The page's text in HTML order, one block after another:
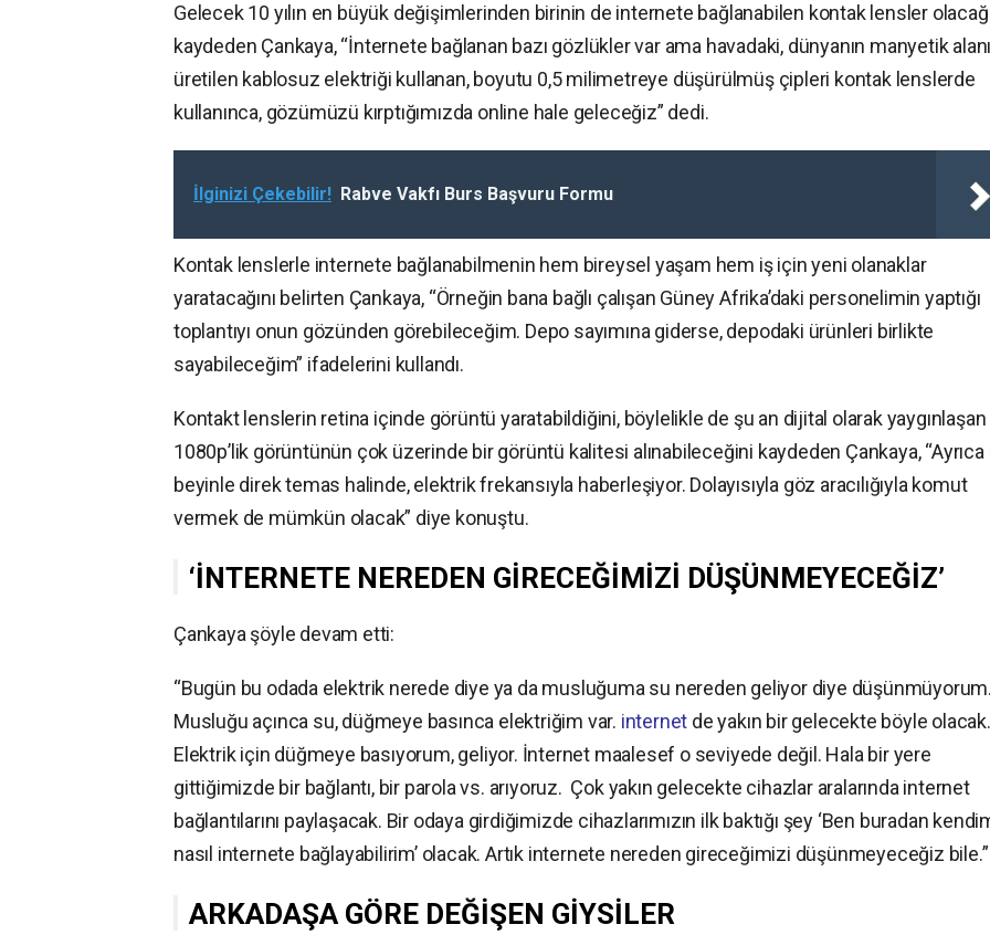
Gelecek 10 yılın en büyük değişimlerinden birinin de internete bağlanabilen kontak lensler
kaydeden Çankaya, “İnternete bağlanan bazı gözlükler var ama havadaki, dünyanın manyetik
üretilen kablosuz elektriği kullanan, boyutu 0,5 milimetreye düşürülmüş çipleri kontak lenslerde
kullanınca, gözümüzü kırptığımızda online hale geleceğiz” dedi.
İlginizi Çekebilir! Rabve Vakfı Burs Başvuru Formu
Kontak lenslerle internete bağlanabilmenin hem bireysel yaşam hem iş için yeni olanaklar
yaratacağını belirten Çankaya, “Örneğin bana bağlı çalışan Güney Afrika’daki personelimin yaptığı
toplantıyı onun gözünden görebileceğim. Depo sayımına giderse, depodaki ürünleri birlikte
sayabileceğim” ifadelerini kullandı.
Kontakt lenslerin retina içinde görüntü yaratabildiğini, böylelikle de şu an dijital olarak yaygınlaşan
1080p’lik görüntünün çok üzerinde bir görüntü kalitesi alınabileceğini kaydeden Çankaya, “Ayrıca
beyinle direk temas halinde, elektrik frekansıyla haberleşiyor. Dolayısıyla göz aracılığıyla komut
vermek de mümkün olacak” diye konuştu.
‘İNTERNETE NEREDEN GİRECEĞİMİZİ DÜŞÜNMEYECEĞİZ’
Çankaya şöyle devam etti:
“Bugün bu odada elektrik nerede diye ya da musluğuma su nereden geliyor diye düşünmüyorum.
Musluğu açınca su, düğmeye basınca elektriğim var. internet de yakın bir gelecekte böyle olacak.
Elektrik için düğmeye basıyorum, geliyor. İnternet maalesef o seviyede değil. Hala bir yere
gittiğimizde bir bağlantı, bir parola vs. arıyoruz. Çok yakın gelecekte cihazlar aralarında internet
bağlantılarını paylaşacak. Bir odaya girdiğimizde cihazlarımızın ilk baktığı şey ‘Ben buradan
nasıl internete bağlayabilirim’ olacak. Artık internete nereden gireceğimizi düşünmeyeceğiz bile.”
ARKADAŞA GÖRE DEĞİŞEN GİYSİLER